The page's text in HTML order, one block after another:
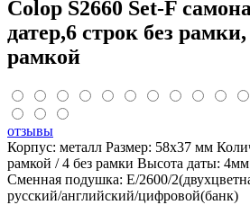
Colop S2660 Set-F
датер,6 строк без
рамкой
отзывы
Корпус: металл Размер: 58х37 мм
рамкой / 4 без рамки Высота даты:
Сменная подушка: Е/2600/
русский/английский/цифровой(банк)